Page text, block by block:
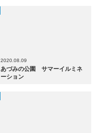
2020.08.09
あづみの公園 サマーイルミネ
ーション